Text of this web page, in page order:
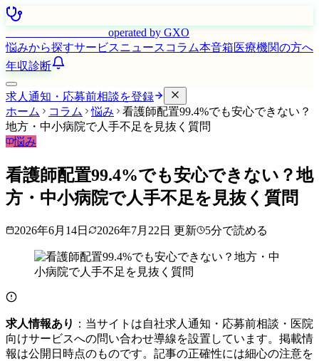
operated by GXO
悩みから探すサービスニュース コラム本音箱医療機関の方へ
年収診断
求人通知・応募前相談を登録
ホーム
コラム 悩み
看護師配置99.4%でも安心できない？
地方・中小病院で人手不足を見抜く質問
悩み
看護師配置99.4%でも安心できない？地
方・中小病院で人手不足を見抜く質問
2026年6月14日 2026年7月22日 更新 5分で読める
求人情報あり ：当サイトは自社求人通知・応募前相談・医院
向けサービスへの問い合わせ導線を設置しています。掲載情
報は公開日時点のものです。記事の正確性には細心の注意を